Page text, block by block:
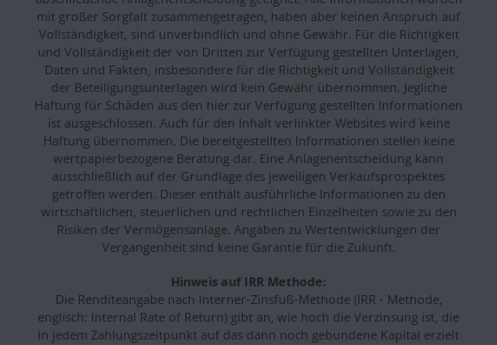
mit großer Sorgfalt zusammengetragen, haben aber keinen Anspruch auf
Vollständigkeit, sind unverbindlich und ohne Gewähr. Für die Richtigkeit
und Vollständigkeit der von Dritten zur Verfügung gestellten Unterlagen,
Daten und Fakten, insbesondere für die Richtigkeit und Vollständigkeit
der Beteiligungsunterlagen wird kein Gewähr übernommen. Jegliche
Haftung für Schäden aus den hier zur Verfügung gestellten Informationen
ist ausgeschlossen. Auch für den Inhalt verlinkter Websites wird keine
Haftung übernommen. Die bereitgestellten Informationen stellen keine
wertpapierbezogene Beratung dar. Eine Anlagenentscheidung kann
ausschließlich auf der Grundlage des jeweiligen Verkaufsprospektes
getroffen werden. Dieser enthält ausführliche Informationen zu den
wirtschaftlichen, steuerlichen und rechtlichen Einzelheiten sowie zu den
Risiken der Vermögensanlage. Angaben zu Wertentwicklungen der
Vergangenheit sind keine Garantie für die Zukunft.
Hinweis auf IRR Methode:
Die Renditeangabe nach Interner-Zinsfuß-Methode (IRR - Methode,
englisch: Internal Rate of Return) gibt an, wie hoch die Verzinsung ist, die
in jedem Zahlungszeitpunkt auf das dann noch gebundene Kapital erzielt